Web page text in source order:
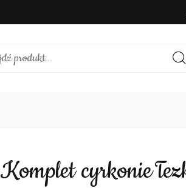
Komplet cyrkonie